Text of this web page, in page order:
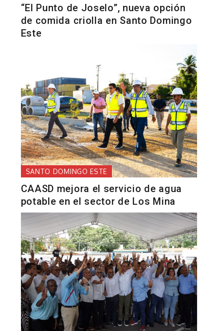
“El Punto de Joselo”, nueva opción
de comida criolla en Santo Domingo
Este
SANTO DOMINGO ESTE
CAASD mejora el servicio de agua
potable en el sector de Los Mina